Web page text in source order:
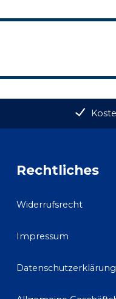
Rechtliches
Widerrufsrecht
Impressum
Datenschutzerklärung